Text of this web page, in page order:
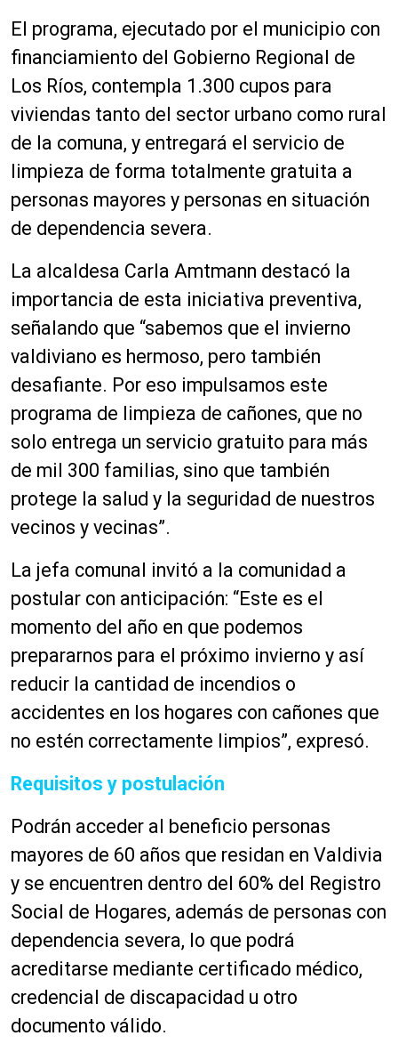
El programa, ejecutado por el municipio con
financiamiento del Gobierno Regional de
Los Ríos, contempla 1.300 cupos para
viviendas tanto del sector urbano como rural
de la comuna, y entregará el servicio de
limpieza de forma totalmente gratuita a
personas mayores y personas en situación
de dependencia severa.
La alcaldesa Carla Amtmann destacó la
importancia de esta iniciativa preventiva,
señalando que “sabemos que el invierno
valdiviano es hermoso, pero también
desafiante. Por eso impulsamos este
programa de limpieza de cañones, que no
solo entrega un servicio gratuito para más
de mil 300 familias, sino que también
protege la salud y la seguridad de nuestros
vecinos y vecinas”.
La jefa comunal invitó a la comunidad a
postular con anticipación: “Este es el
momento del año en que podemos
prepararnos para el próximo invierno y así
reducir la cantidad de incendios o
accidentes en los hogares con cañones que
no estén correctamente limpios”, expresó.
Requisitos y postulación
Podrán acceder al beneficio personas
mayores de 60 años que residan en Valdivia
y se encuentren dentro del 60% del Registro
Social de Hogares, además de personas con
dependencia severa, lo que podrá
acreditarse mediante certificado médico,
credencial de discapacidad u otro
documento válido.